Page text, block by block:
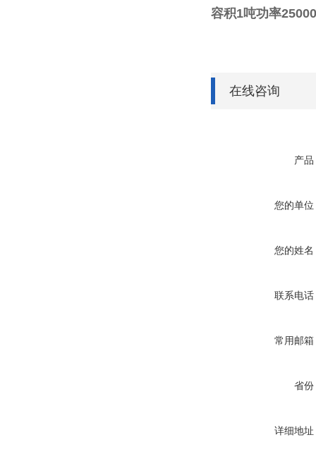
容积1吨功率
在线咨询
产品
您的单位
您的姓名
联系电话
常用邮箱
省份
详细地址